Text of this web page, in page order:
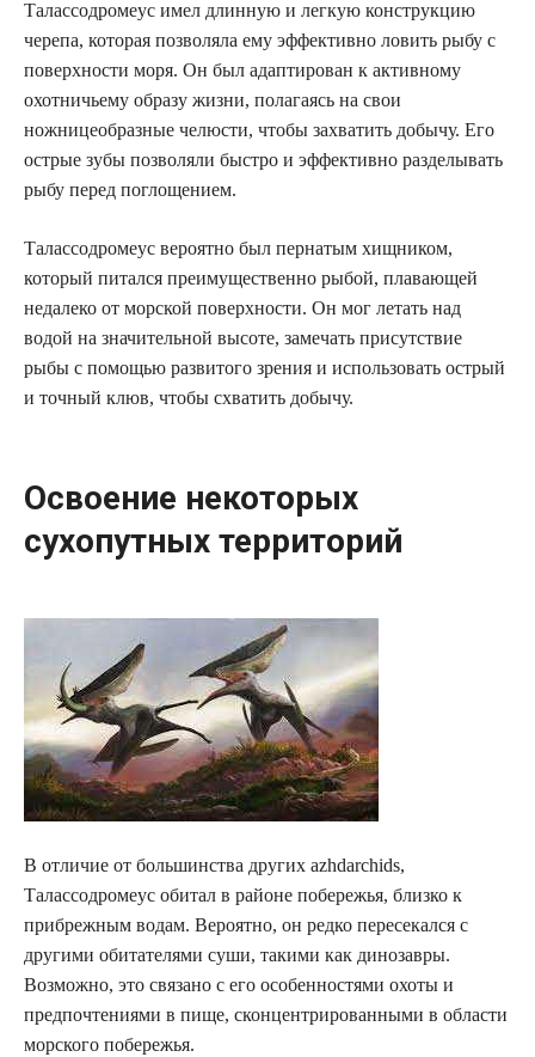
Талассодромеус имел длинную и легкую конструкцию
черепа, которая позволяла ему эффективно ловить рыбу с
поверхности моря. Он был адаптирован к активному
охотничьему образу жизни, полагаясь на свои
ножницеобразные челюсти, чтобы захватить добычу. Его
острые зубы позволяли быстро и эффективно разделывать
рыбу перед поглощением.
Талассодромеус вероятно был пернатым хищником,
который питался преимущественно рыбой, плавающей
недалеко от морской поверхности. Он мог летать над
водой на значительной высоте, замечать присутствие
рыбы с помощью развитого зрения и использовать острый
и точный клюв, чтобы схватить добычу.
Освоение некоторых
сухопутных территорий
В отличие от большинства других azhdarchids,
Талассодромеус обитал в районе побережья, близко к
прибрежным водам. Вероятно, он редко пересекался с
другими обитателями суши, такими как динозавры.
Возможно, это связано с его особенностями охоты и
предпочтениями в пище, сконцентрированными в области
морского побережья.